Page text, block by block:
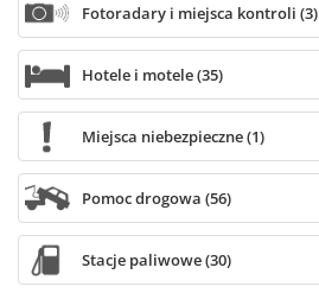
Fotoradary i miejsca kontroli (3)
Hotele i motele (35)
Miejsca niebezpieczne (1)
Pomoc drogowa (56)
Stacje paliwowe (30)